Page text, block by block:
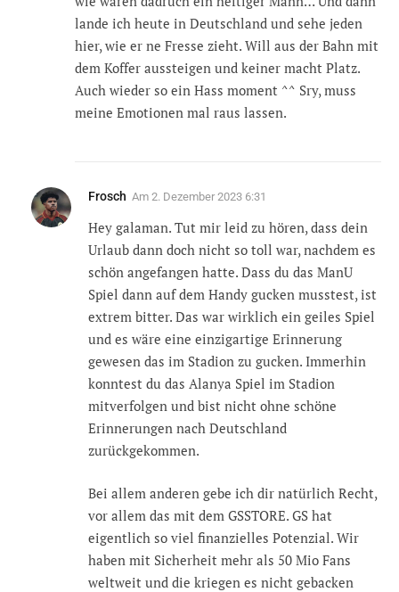
lande ich heute in Deutschland und sehe jeden
hier, wie er ne Fresse zieht. Will aus der Bahn mit
dem Koffer aussteigen und keiner macht Platz.
Auch wieder so ein Hass moment ^^ Sry, muss
meine Emotionen mal raus lassen.
Frosch Am 2. Dezember 2023 6:31
Hey galaman. Tut mir leid zu hören, dass dein
Urlaub dann doch nicht so toll war, nachdem es
schön angefangen hatte. Dass du das ManU
Spiel dann auf dem Handy gucken musstest, ist
extrem bitter. Das war wirklich ein geiles Spiel
und es wäre eine einzigartige Erinnerung
gewesen das im Stadion zu gucken. Immerhin
konntest du das Alanya Spiel im Stadion
mitverfolgen und bist nicht ohne schöne
Erinnerungen nach Deutschland
zurückgekommen.
Bei allem anderen gebe ich dir natürlich Recht,
vor allem das mit dem GSSTORE. GS hat
eigentlich so viel finanzielles Potenzial. Wir
haben mit Sicherheit mehr als 50 Mio Fans
weltweit und die kriegen es nicht gebacken